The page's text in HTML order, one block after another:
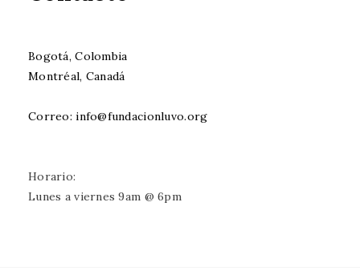
Bogotá, Colombia
Montréal, Canadá
Correo: info@fundacionluvo.org
Horario:
Lunes a viernes 9am @ 6pm